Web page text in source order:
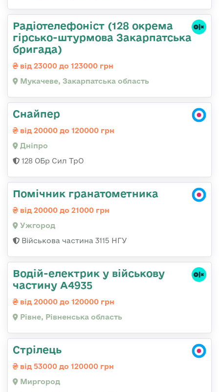
Радіотелефоніст (128 окрема
гірсько-штурмова Закарпатська
бригада)
від 23000 до 123000 грн
Мукачеве, Закарпатська область
Снайпер
від 20000 до 120000 грн
Дніпро
128 ОБр Сил ТрО
Помічник гранатометника
від 20000 до 21000 грн
Ужгород
Військова частина 3115 НГУ
Водій-електрик у військову
частину А4935
від 20000 до 120000 грн
Рівне, Рівненська область
Стрілець
від 53000 до 120000 грн
Миргород